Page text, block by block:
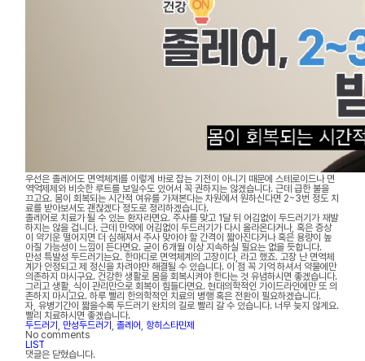
우선은 졸레어도 면역체계를 이렇게 바로 잡는 기전이 아니기 때문에 스테로이드나 면
역억제제와 비슷한 루트를 보일수도 있어서 꼭 권하지는 않겠습니다. 근데 급한 불을
끄고요. 몸이 회복되는 시간적 여유를 가져본다는 차원에서 원하신다면 2~3번 정도 치
료를 받아보셔도 괜찮겠다 정도로 정리하겠습니다.
졸레어로 치료가 될 수 있는 환자라면요. 주사를 맞고 1달 뒤 어김없이 두드러기가 재발
하지는 않을 겁니다. 근데 만약에 어김없이 두드러기가 다시 올라온다거나, 혹은 증상
이 약기운 떨어지면 더 심해져서 주사 맞아야 할 간격이 짧아진다거나 혹은 용량이 높
아질 가능성이 느낌이 든다면요. 굳이 6개월 이상 지속하실 필요는 없을 듯합니다.
만성 특발성 두드러기는요. 한마디로 면역체계의 고장이다, 라고 했죠. 고장 난 면역체
계가 안정되고 제 정신을 차려야만 해결될 수 있습니다. 이 점 꼭 기억 하셔서 약물에만
의존하지 마시구요. 건강한 생활로 몸을 회복시켜야 한다는 것 유념하시면 좋겠습니다.
그리고 생활, 식이 관리만으로 회복이 힘들다면요. 현대의학적인 가이드라인에만 또 의
존하지 마시고요. 하루 빨리 한의학적인 치료의 병행 혹은 전환이 필요하겠습니다.
자, 유병기간이 짧을수록 두드러기 완치의 길로 빨리 갈 수 있습니다. 너무 늦지 않게요.
빨리 치료하시면 좋겠습니다.
두드러기
만성두드러기 ,졸레어
항히스타민제
No comments
LIST
댓글은 닫혔습니다.